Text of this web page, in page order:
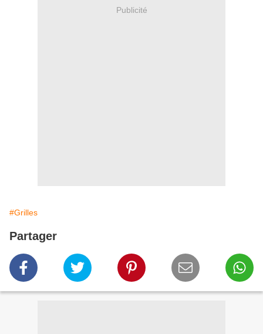
Publicité
#Grilles
Partager